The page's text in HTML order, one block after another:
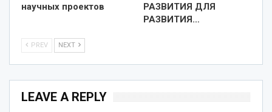
научных проектов
РАЗВИТИЯ ДЛЯ
РАЗВИТИЯ…
PREV NEXT
LEAVE A REPLY